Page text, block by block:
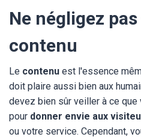
Ne négligez
contenu
Le contenu est l'essence
doit plaire aussi bien aux
devez bien sûr veiller à ce
pour donner envie aux
ou votre service. Cependant,